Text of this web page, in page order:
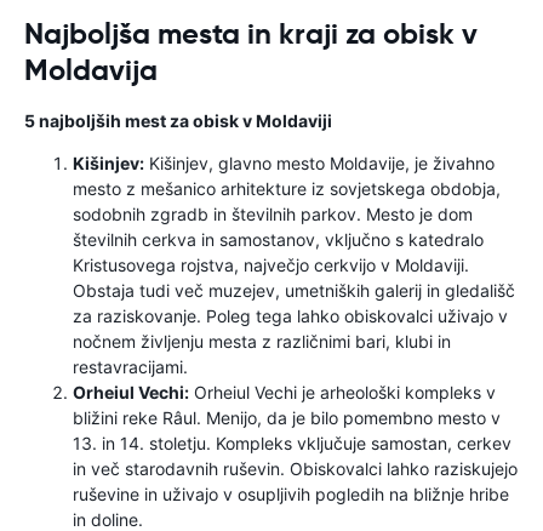
Najboljša mesta in kraji za obisk v
Moldavija
5 najboljših mest za obisk v Moldaviji
Kišinjev: Kišinjev, glavno mesto Moldavije, je živahno
mesto z mešanico arhitekture iz sovjetskega obdobja,
sodobnih zgradb in številnih parkov. Mesto je dom
številnih cerkva in samostanov, vključno s katedralo
Kristusovega rojstva, največjo cerkvijo v Moldaviji.
Obstaja tudi več muzejev, umetniških galerij in gledališč
za raziskovanje. Poleg tega lahko obiskovalci uživajo v
nočnem življenju mesta z različnimi bari, klubi in
restavracijami.
Orheiul Vechi: Orheiul Vechi je arheološki kompleks v
bližini reke Râul. Menijo, da je bilo pomembno mesto v
13. in 14. stoletju. Kompleks vključuje samostan, cerkev
in več starodavnih ruševin. Obiskovalci lahko raziskujejo
ruševine in uživajo v osupljivih pogledih na bližnje hribe
in doline.